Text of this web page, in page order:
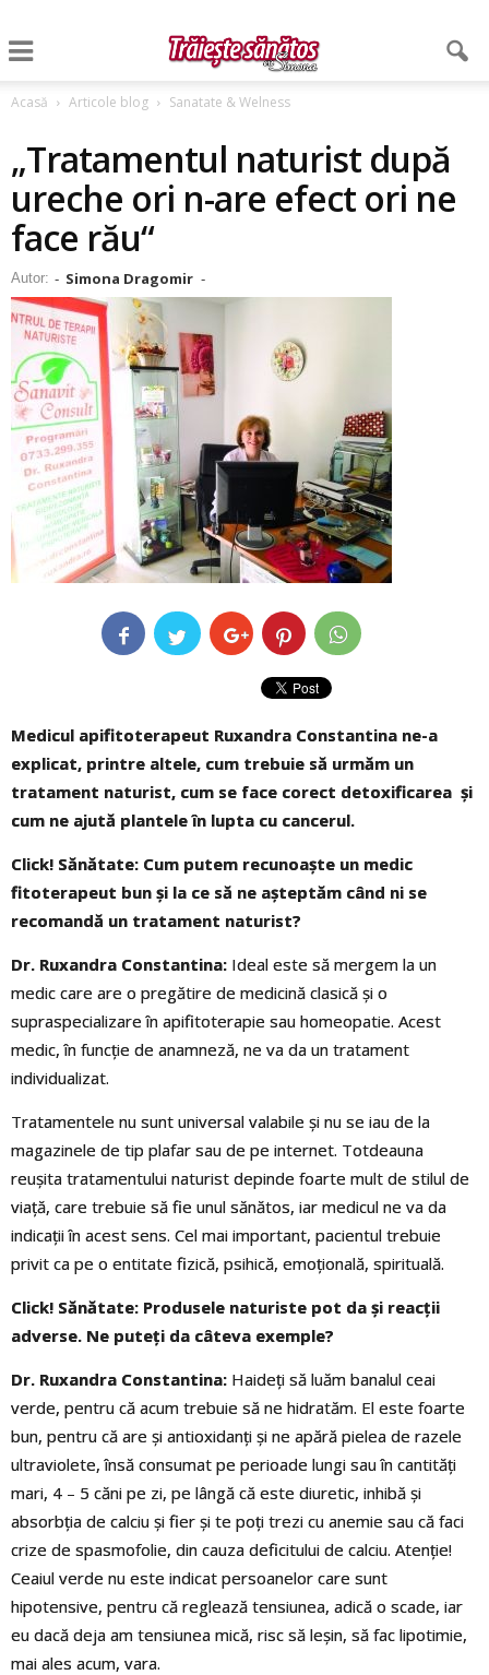
Acasă Articole blog Sanatate & Welness
„Tratamentul naturist după
ureche ori n-are efect ori ne
face rău“
Autor: - Simona Dragomir -
Medicul apifitoterapeut Ruxandra Constantina ne-a
explicat, printre altele, cum trebuie să urmăm un
tratament naturist, cum se face corect detoxificarea și
cum ne ajută plantele în lupta cu cancerul.
Click! Sănătate: Cum putem recunoaşte un medic
fitoterapeut bun şi la ce să ne aşteptăm când ni se
recomandă un tratament naturist?
Dr. Ruxandra Constantina: Ideal este să mergem la un
medic care are o pregătire de medicină clasică şi o
supraspecializare în apifitoterapie sau homeopatie. Acest
medic, în funcţie de anamneză, ne va da un tratament
individualizat.
Tratamentele nu sunt universal valabile şi nu se iau de la
magazinele de tip plafar sau de pe internet. Totdeauna
reuşita tratamentului naturist depinde foarte mult de stilul de
viaţă, care trebuie să fie unul sănătos, iar medicul ne va da
indicații în acest sens. Cel mai important, pacientul trebuie
privit ca pe o entitate fizică, psihică, emoţională, spirituală.
Click! Sănătate: Produsele naturiste pot da și reacţii
adverse. Ne puteţi da câteva exemple?
Dr. Ruxandra Constantina: Haideţi să luăm banalul ceai
verde, pentru că acum trebuie să ne hidratăm. El este foarte
bun, pentru că are şi antioxidanţi şi ne apără pielea de razele
ultraviolete, însă consumat pe perioade lungi sau în cantităţi
mari, 4 – 5 căni pe zi, pe lângă că este diuretic, inhibă şi
absorbţia de calciu şi fier și te poți trezi cu anemie sau că faci
crize de spasmofolie, din cauza deficitului de calciu. Atenţie!
Ceaiul verde nu este indicat persoanelor care sunt
hipotensive, pentru că reglează tensiunea, adică o scade, iar
eu dacă deja am tensiunea mică, risc să leşin, să fac lipotimie,
mai ales acum, vara.